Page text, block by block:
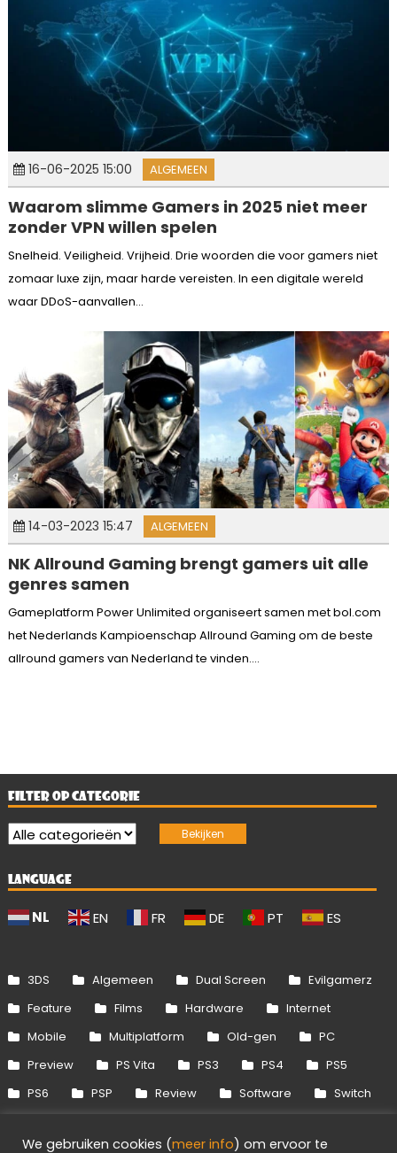
16-06-2025 15:00 ALGEMEEN
Waarom slimme Gamers in 2025 niet meer
zonder VPN willen spelen
Snelheid. Veiligheid. Vrijheid. Drie woorden die voor gamers niet
zomaar luxe zijn, maar harde vereisten. In een digitale wereld
waar DDoS-aanvallen...
14-03-2023 15:47 ALGEMEEN
NK Allround Gaming brengt gamers uit alle
genres samen
Gameplatform Power Unlimited organiseert samen met bol.com
het Nederlands Kampioenschap Allround Gaming om de beste
allround gamers van Nederland te vinden....
FILTER OP CATEGORIE
LANGUAGE
NL EN FR DE PT ES
3DS Algemeen Dual Screen
Evilgamerz
Feature
Films Hardware
Internet
Mobile
Multiplatform Old-gen
PC
Preview
PS Vita PS3 PS4
PS5
PS6
PSP Review Software
Switch
We gebruiken cookies (meer info) om ervoor te